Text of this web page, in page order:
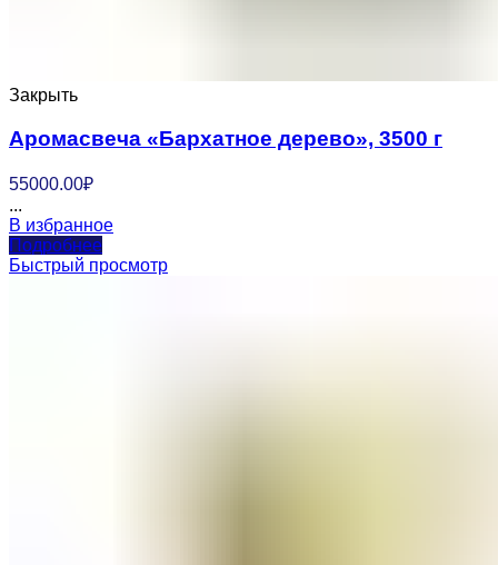
Закрыть
Аромасвеча «Бархатное дерево», 3500 г
55000.00₽
...
В избранное
Подробнее
Быстрый просмотр